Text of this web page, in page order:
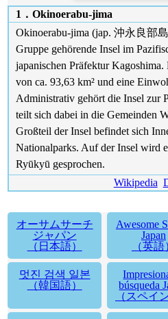
1．Okinoerabu-jima
Okinoerabu-jima (jap. 沖永良部
Gruppe gehörende Insel im
japanischen Präfektur
von ca. 93,63 km² und eine
Administrativ gehört die Insel zur
teilt sich dabei in die Gemeinden
Großteil der Insel befindet sich
Nationalparks. Auf der Insel wird
Ryūkyū gesprochen.
Wikipedia
オーサムサーチ
ジャパン
（日本語）
Awesome
Japan
（英語
멋진 검색 일본
（韓国語）
búsqueda
（スペイ